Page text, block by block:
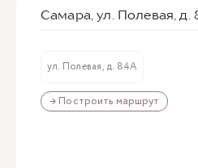
Самара, ул. Полевая, д.
ул. Полевая, д. 84А
→ Построить маршрут